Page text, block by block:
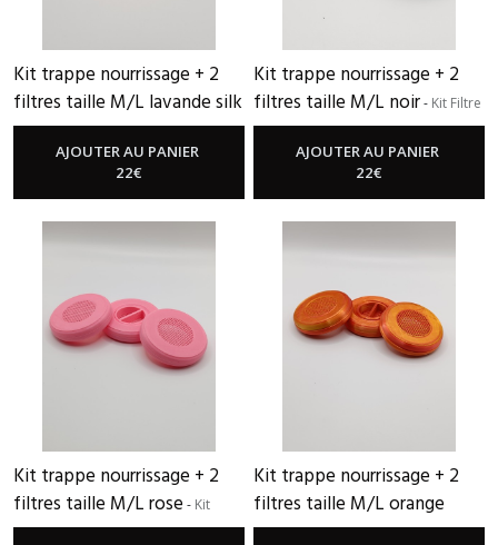
Kit trappe nourrissage + 2
filtres taille M/L lavande silk
-Kit Filtre Nourrissage + 2 Grands
AJOUTER AU PANIER
22€
Kit trappe nourrissage + 2
filtres taille M/L noir- Kit Filtre
Nourrissage + 2 Grands Filtres
AJOUTER AU PANIER
22€
Kit trappe nourrissage + 2
filtres taille M/L rose - Kit
Filtre Nourrissage + 2 Grands Filtres
Kit trappe nourrissage + 2
filtres taille M/L orange
opale-Kit Filtre Nourrissage + 2